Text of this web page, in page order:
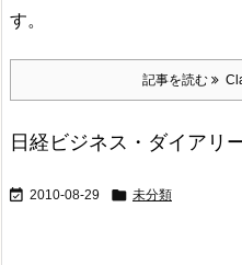
す。
記事を読む
日経ビジネス・ダイアリ
 2010-08-29  未分類